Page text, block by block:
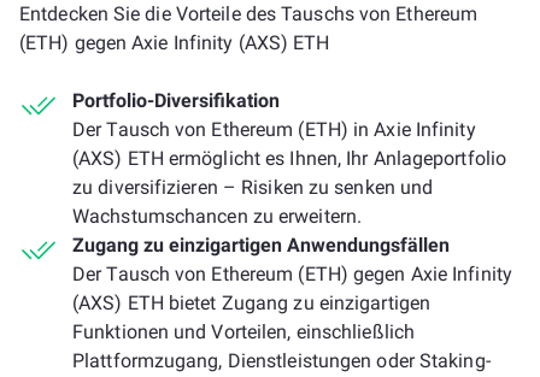
Entdecken Sie die Vorteile des Tauschs von Ethereum
(ETH) gegen Axie Infinity (AXS) ETH
Portfolio-Diversifikation
Der Tausch von Ethereum (ETH) in Axie Infinity
(AXS) ETH ermöglicht es Ihnen, Ihr Anlageportfolio
zu diversifizieren – Risiken zu senken und
Wachstumschancen zu erweitern.
Zugang zu einzigartigen Anwendungsfällen
Der Tausch von Ethereum (ETH) gegen Axie Infinity
(AXS) ETH bietet Zugang zu einzigartigen
Funktionen und Vorteilen, einschließlich
Plattformzugang, Dienstleistungen oder Staking-